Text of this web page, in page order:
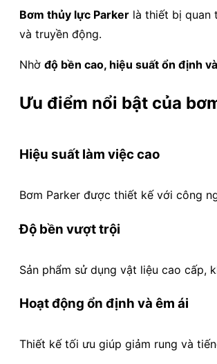
Bơm thủy lực Parker là thiết bị quan
và truyền động.
Nhờ độ bền cao, hiệu suất ổn định
Ưu điểm nổi bật của
Hiệu suất làm việc cao
Bơm Parker được thiết kế với công
Độ bền vượt trội
Sản phẩm sử dụng vật liệu cao cấp,
Hoạt động ổn định và êm ái
Thiết kế tối ưu giúp giảm rung và